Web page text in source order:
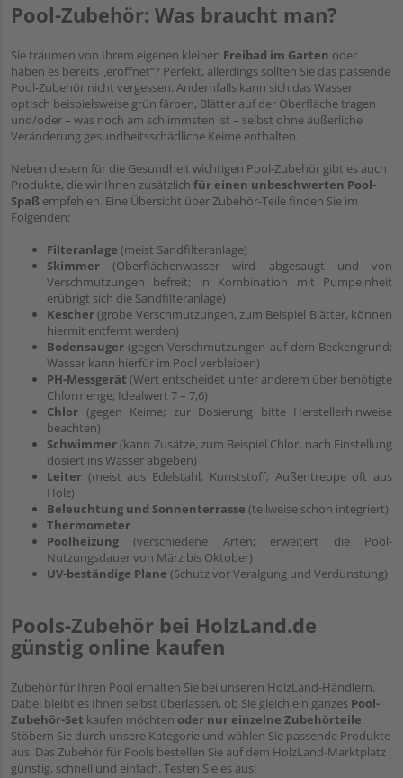
Pool-Zubehör: Was braucht man?
Sie träumen von Ihrem eigenen kleinen Freibad im Garten oder
haben es bereits „eröffnet“? Perfekt, allerdings sollten Sie das passende
Pool-Zubehör nicht vergessen. Andernfalls kann sich das Wasser
optisch beispielsweise grün färben, Blätter auf der Oberfläche tragen
und/oder – was noch am schlimmsten ist – selbst ohne äußerliche
Veränderung gesundheitsschädliche Keime enthalten.
Neben diesem für die Gesundheit wichtigen Pool-Zubehör gibt es auch
Produkte, die wir Ihnen zusätzlich für einen unbeschwerten Pool-
Spaß empfehlen. Eine Übersicht über Zubehör-Teile finden Sie im
Folgenden:
Filteranlage (meist Sandfilteranlage)
Skimmer (Oberflächenwasser wird abgesaugt und von
Verschmutzungen befreit; in Kombination mit Pumpeinheit
erübrigt sich die Sandfilteranlage)
Kescher(grobe Verschmutzungen, zum Beispiel Blätter, können
hiermit entfernt werden)
Bodensauger(gegen Verschmutzungen auf dem Beckengrund;
Wasser kann hierfür im Pool verbleiben)
PH-Messgerät (Wert entscheidet unter anderem über benötigte
Chlormenge; Idealwert 7 – 7,6)
Chlor (gegen Keime; zur Dosierung bitte Herstellerhinweise
beachten)
Schwimmer(kann Zusätze, zum Beispiel Chlor, nach Einstellung
dosiert ins Wasser abgeben)
Leiter (meist aus Edelstahl, Kunststoff; Außentreppe oft aus
Holz)
Beleuchtung und Sonnenterrasse (teilweise schon integriert)
Thermometer
Poolheizung(verschiedene Arten; erweitert die Pool-
Nutzungsdauer von März bis Oktober)
UV-beständige Plane (Schutz vor Veralgung und Verdunstung)
Pools-Zubehör bei HolzLand.de
günstig online kaufen
Zubehör für Ihren Pool erhalten Sie bei unseren HolzLand-Händlern.
Dabei bleibt es Ihnen selbst überlassen, ob Sie gleich ein ganzes Pool-
Zubehör-Set kaufen möchten oder nur einzelne Zubehörteile.
Stöbern Sie durch unsere Kategorie und wählen Sie passende Produkte
aus. Das Zubehör für Pools bestellen Sie auf dem HolzLand-Marktplatz
günstig, schnell und einfach. Testen Sie es aus!